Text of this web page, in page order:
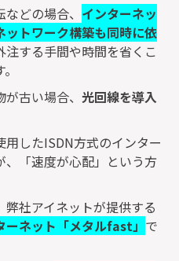
どの場合、 インターネッ
ットワーク構築も同時に依
注する手間や時間を省くこ
古い場合、 光回線を導入
用したISDN方式のインター
「速度が心配」という方
社アイネットが提供する
ーネット「メタルfast」 で